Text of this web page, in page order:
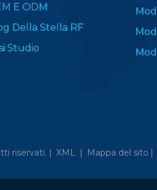
E ODM
Della Stella RF
Studio
riservati. | XML | Mappa del sito |